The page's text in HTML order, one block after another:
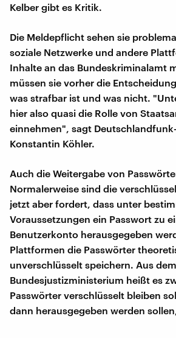
Kelber gibt es Kritik.
Die Meldepflicht sehen sie
soziale Netzwerke und andere
Inhalte an das Bundeskriminalamt
müssen sie vorher die
was strafbar ist und was nicht.
hier also quasi die Rolle von
einnehmen", sagt
Konstantin Köhler.
Auch die Weitergabe von
Normalerweise sind die
jetzt aber fordert, dass unter
Voraussetzungen ein Passwort zu
Benutzerkonto herausgegeben
Plattformen die Passwörter
unverschlüsselt speichern. Aus dem
Bundesjustizministerium heißt es
Passwörter verschlüsselt bleiben
dann herausgegeben werden